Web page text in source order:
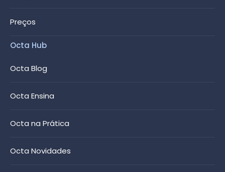
Preços
Octa Hub
Octa Blog
Octa Ensina
Octa na Prática
Octa Novidades